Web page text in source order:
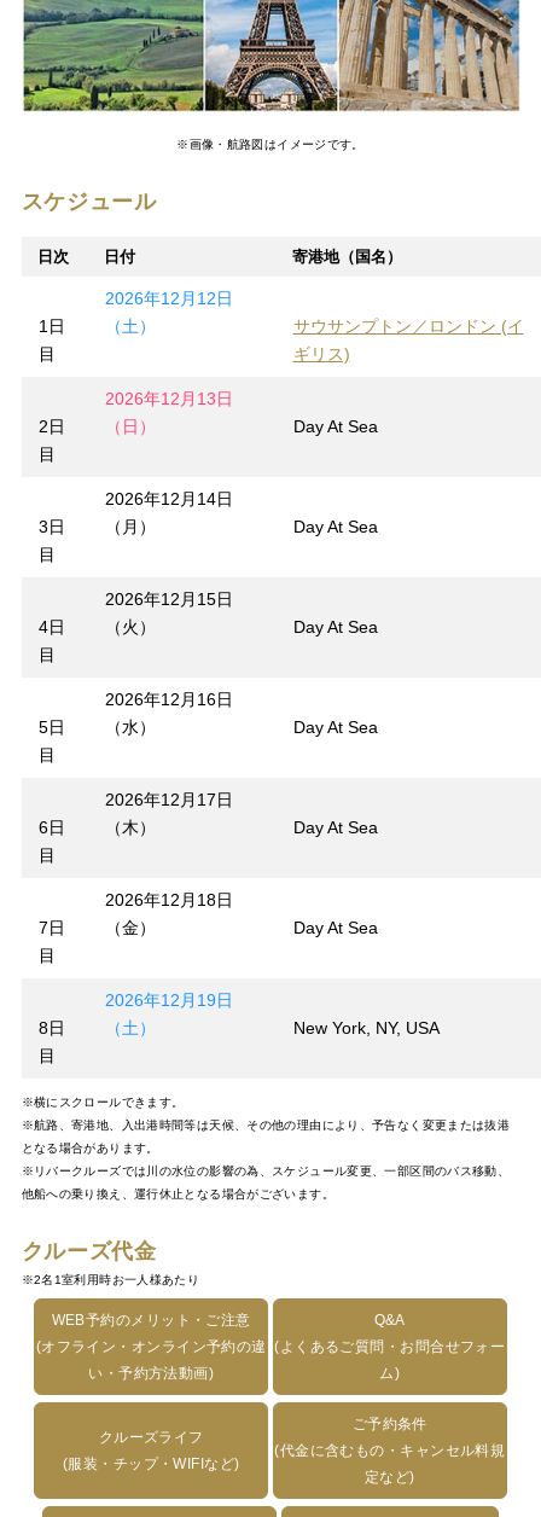
※画像・航路図はイメージです。
スケジュール
日次 日付 寄港地（国名）
1日
目
2026年12月12日
（土）
サウサンプトン／ロンドン (イ
ギリス)
2日
目
2026年12月13日
（日）
Day At Sea
3日
目
2026年12月14日
（月）
Day At Sea
4日
目
2026年12月15日
（火）
Day At Sea
5日
目
2026年12月16日
（水）
Day At Sea
6日
目
2026年12月17日
（木）
Day At Sea
7日
目
2026年12月18日
（金）
Day At Sea
8日
目
2026年12月19日
（土）
New York, NY, USA
※横にスクロールできます。
※航路、寄港地、入出港時間等は天候、その他の理由により、予告なく変更または抜港
となる場合があります。
※リバークルーズでは川の水位の影響の為、スケジュール変更、一部区間のバス移動、
他船への乗り換え、運行休止となる場合がございます。
クルーズ代金
※2名1室利用時お一人様あたり
WEB予約のメリット・ご注意
(オフライン・オンライン予約の違
い・予約方法動画)
Q&A
(よくあるご質問・お問合せフォー
ム)
クルーズライフ
(服装・チップ・WIFIなど)
ご予約条件
(代金に含むもの・キャンセル料規
定など)